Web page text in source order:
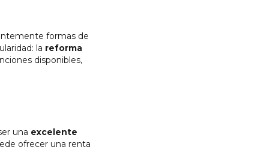
formas de
la reforma
disponibles,
una excelente
ofrecer una renta